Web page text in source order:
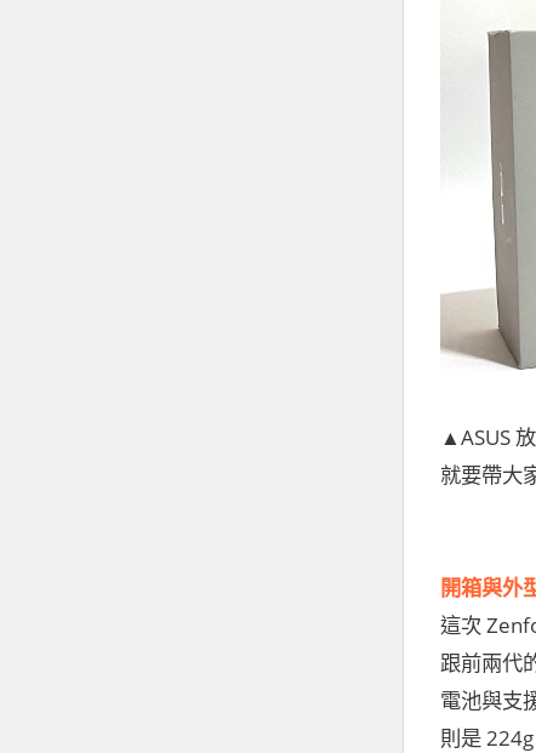
▲ASUS
就要帶大
開箱與外
這次
跟前兩代
電池與支
則是